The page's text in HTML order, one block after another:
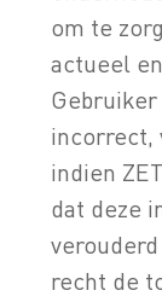
om te
actueel
incorrect,
indien
dat deze
recht de